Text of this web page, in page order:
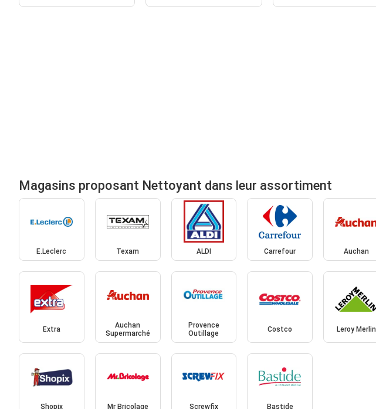
Magasins proposant Nettoyant dans leur assortiment
E.Leclerc Texam ALDI Carrefour Auchan
Extra
Auchan
Supermarché
Provence
Outillage
Costco Leroy Merlin
Shopix Mr Bricolage Screwfix Bastide